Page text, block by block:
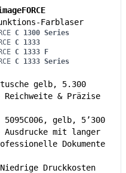
Farblaser
C 1300 Series
C 1333
C 1333 F
C 1333 Series
gelb, 5.300
Reichweite & Präzise
gelb, 5’300
mit langer
Dokumente
Druckkosten